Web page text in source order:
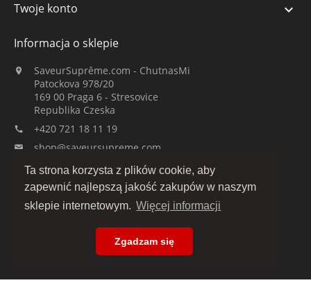
Ta strona korzysta z plików cookie, aby
zapewnić najlepszą jakość zakupów w naszym
sklepie internetowym. Więcej informacji
Zgadzam się
Twoje konto 
Informacja o sklepie

SaveurSuprême.com - ChutnasMi
Patockova 978/20
169 00 Praga 6 - Stresovice
Republika Czeska
 +420 721 18 11 19
 shop@saveursupreme.com
Obserwuj nas: